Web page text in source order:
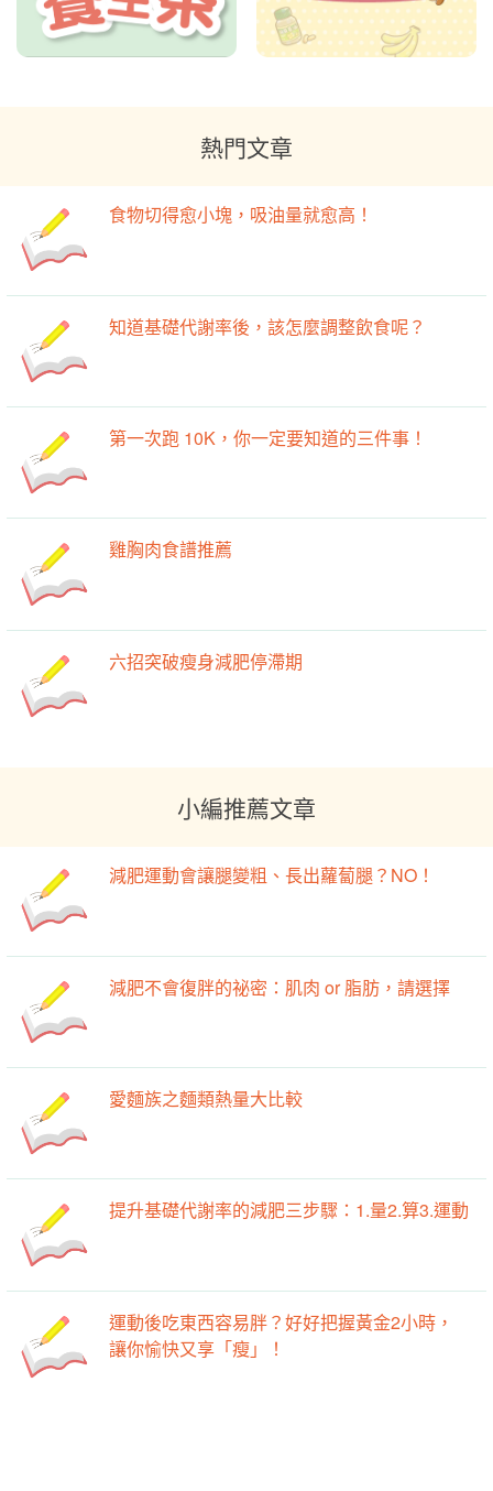
熱門文章
食物切得愈小塊，吸油量就愈高！
知道基礎代謝率後，該怎麼調整飲食呢？
第一次跑 10K，你一定要知道的三件事！
雞胸肉食譜推薦
六招突破瘦身減肥停滯期
小編推薦文章
減肥運動會讓腿變粗、長出蘿蔔腿？NO！
減肥不會復胖的祕密：肌肉 or 脂肪，請選擇
愛麵族之麵類熱量大比較
提升基礎代謝率的減肥三步驟：1.量2.算3.運動
運動後吃東西容易胖？好好把握黃金2小時，
讓你愉快又享「瘦」！